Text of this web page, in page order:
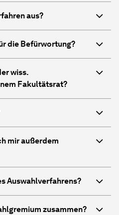
aus?
die Befürwortung?
wiss.
Fakultätsrat?
mir außerdem
Auswahlverfahrens?
zusammen?